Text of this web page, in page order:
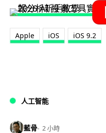
Apple iOS iOS 9.2
人工智能
藍骨 2 小時